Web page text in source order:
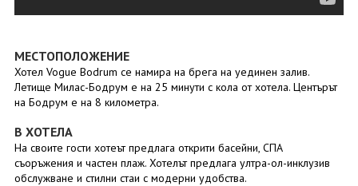
МЕСТОПОЛОЖЕНИЕ
Хотел Vogue Bodrum се намира на брега на уединен залив.
Летище Милас-Бодрум е на 25 минути с кола от хотела. Центърът
на Бодрум е на 8 километра.
В ХОТЕЛА
На своите гости хотеът предлага открити басейни, СПА
съоръжения и частен плаж. Хотелът предлага ултра-ол-инклузив
обслужване и стилни стаи с модерни удобства.